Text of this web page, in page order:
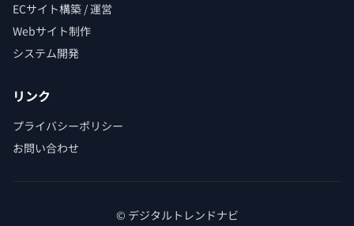
ECサイト構築 / 運営
Webサイト制作
システム開発
リンク
プライバシーポリシー
お問い合わせ
© デジタルトレンドナビ